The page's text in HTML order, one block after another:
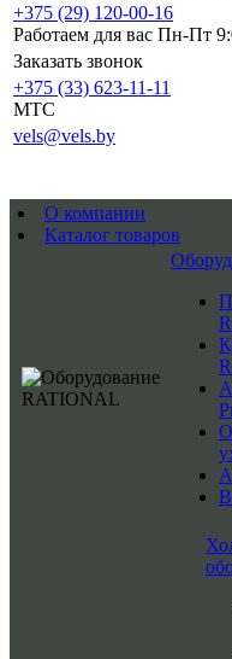
+375 (29) 120-00-16
Работаем для вас Пн-Пт
Заказать звонок
+375 (33) 623-11-11
MTC
vels@vels.by
О компании
Каталог товаров